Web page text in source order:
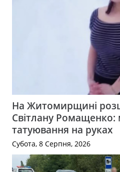
На Житомирщині
Світлану Ромащенко:
татуювання на руках
Субота, 8 Серпня, 2026